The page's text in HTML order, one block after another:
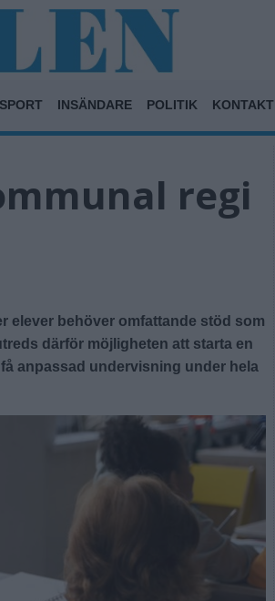
SPORT INSÄNDARE POLITIK KONTAKT
regi
elever behöver omfattande stöd som
därför möjligheten att starta en
anpassad undervisning under hela